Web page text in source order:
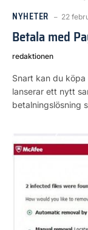
NYHETER 22
Betala med
redaktionen
Snart kan du
lanserar ett nytt
betalningslösning